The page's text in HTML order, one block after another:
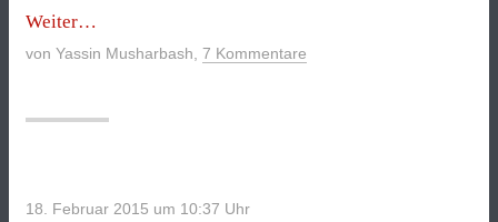
Weiter„Wann
ist
ein
von Yassin Musharbash 7 Kommentare
18. Februar 2015 um 10:37 Uhr